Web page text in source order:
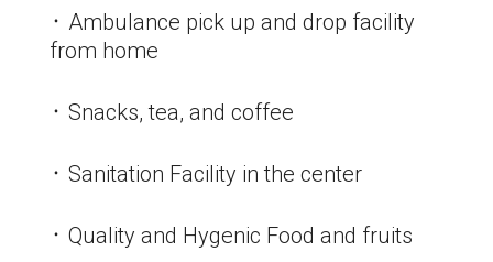
᛫ Ambulance pick up and drop facility
from home
᛫ Snacks, tea, and coffee
᛫ Sanitation Facility in the center
᛫ Quality and Hygenic Food and fruits